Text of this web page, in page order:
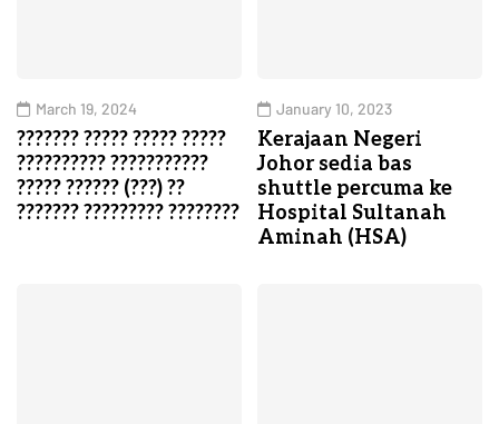
March 19, 2024
??????? ????? ????? ?????
?????????? ???????????
????? ?????? (???) ??
??????? ????????? ????????
January 10, 2023
Kerajaan Negeri
Johor sedia bas
shuttle percuma ke
Hospital Sultanah
Aminah (HSA)